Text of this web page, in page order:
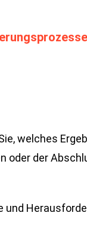
welches
oder der
und